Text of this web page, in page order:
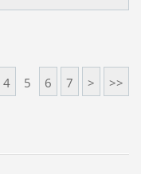
4 5 6 7 > >>